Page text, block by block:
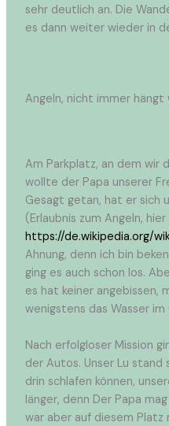
sehr deutlich an. Die
es dann weiter wieder in
Angeln, nicht immer hängt
Am Parkplatz, an dem wir
wollte der Papa unserer
Gesagt getan, hat er sich
(Erlaubnis zum Angeln,
https://de.wikipedia.org/
Ahnung, denn ich bin
ging es auch schon los.
es hat keiner angebissen,
wenigstens das Wasser
Nach erfolgloser Mission
der Autos. Unser Lu stand
drin schlafen können,
länger, denn Der Papa
war aber auf diesem Platz